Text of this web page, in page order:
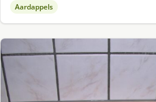
Aardappels